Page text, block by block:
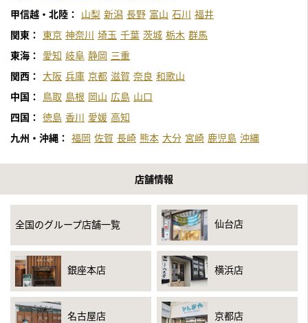
甲信越・北陸：
山梨 新潟 長野 富山 石川 福井
関東：
東京 神奈川 埼玉 千葉 茨城 栃木 群馬
東海：
愛知 岐阜 静岡 三重
関西： 大阪 兵庫 京都 滋賀 奈良 和歌山
中国：
鳥取 島根 岡山 広島 山口
四国： 徳島 香川 愛媛 高知
九州・沖縄： 福岡 佐賀 長崎 熊本 大分 宮崎 鹿児島 沖縄
店舗情報
全国のグループ店舗一覧 仙台店
銀座本店 横浜店
名古屋店 京都店